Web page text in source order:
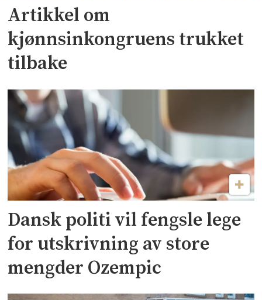
Artikkel om
kjønnsinkongruens trukket
tilbake
Dansk politi vil fengsle lege
for utskrivning av store
mengder Ozempic